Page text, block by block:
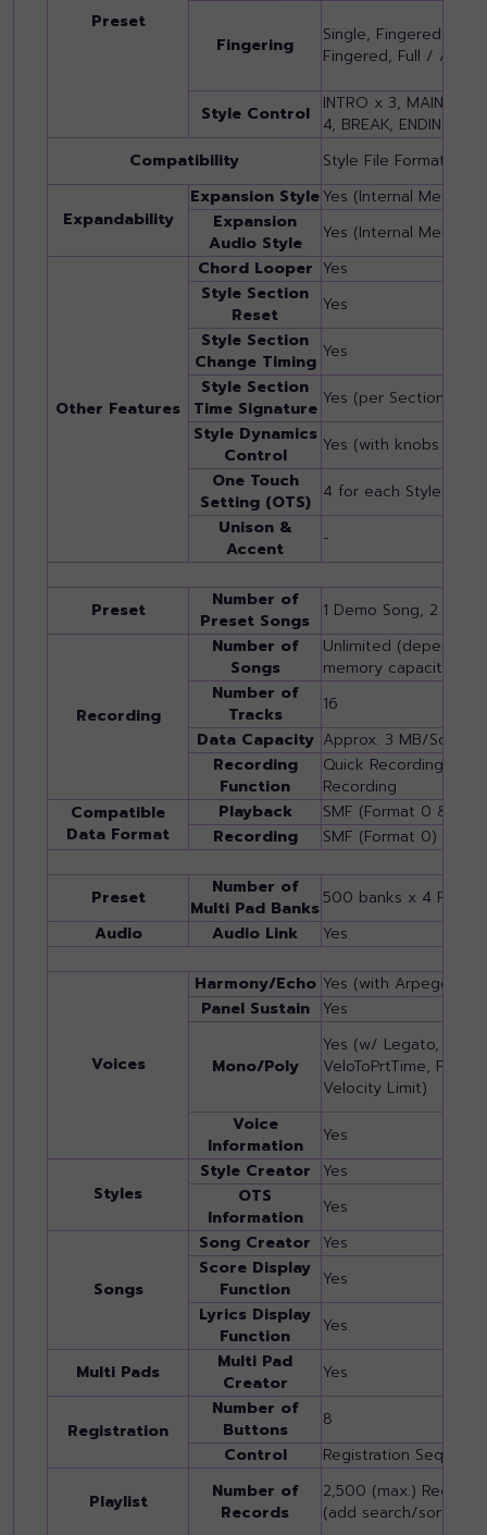
Preset
Fingering
Single, Fingered,
Fingered, Full / AI
Style Control
INTRO x 3, MAIN
4, BREAK, ENDING x 3
Compatibility
Style File Format,
Expandability
Expansion StyleYes (Internal Memory)
Expansion
Audio Style
Yes (Internal Memory)
Other Features
Chord Looper Yes
Style Section
Reset
Yes
Style Section
Change Timing Yes
Style Section
Time Signature Yes (per Section)
Style Dynamics
Control
Yes (with knobs /
One Touch
Setting (OTS) 4 for each Style
Unison &
Accent
-
Preset
Number of
Preset Songs
1 Demo Song, 2
Recording
Number of
Songs
Unlimited (depending
memory capacity)
Number of
Tracks
16
Data Capacity Approx. 3 MB/Song
Recording
Function
Quick Recording,
Recording
Compatible
Data Format
Playback
SMF (Format 0 & 1),
Recording
SMF (Format 0)
Preset
Number of
Multi Pad Banks500 banks x 4 Pads
Audio
Audio Link Yes
Voices
Harmony/Echo Yes (with Arpeggio)
Panel Sustain Yes
Mono/Poly
Yes (w/ Legato, Xfd
VeloToPrtTime,
Velocity Limit)
Voice
Information
Yes
Styles
Style Creator Yes
OTS
Information
Yes
Songs
Song Creator Yes
Score Display
Function
Yes
Lyrics Display
Function
Yes
Multi Pads
Multi Pad
Creator
Yes
Registration
Number of
Buttons
8
Control
Registration
Playlist
Number of
Records
2,500 (max.)
(add search/sort